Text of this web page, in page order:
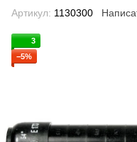
Артикул: 1130300
3
−5%